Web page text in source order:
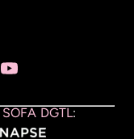
SOFA DGTL: